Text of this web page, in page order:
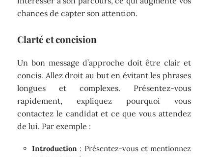
chances de capter son attention.
Clarté et concision
Un bon message d’approche doit être clair et
concis. Allez droit au but en évitant les phrases
longues et complexes. Présentez-vous
rapidement, expliquez pourquoi vous
contactez le candidat et ce que vous attendez
de lui. Par exemple :
Introduction : Présentez-vous et mentionnez